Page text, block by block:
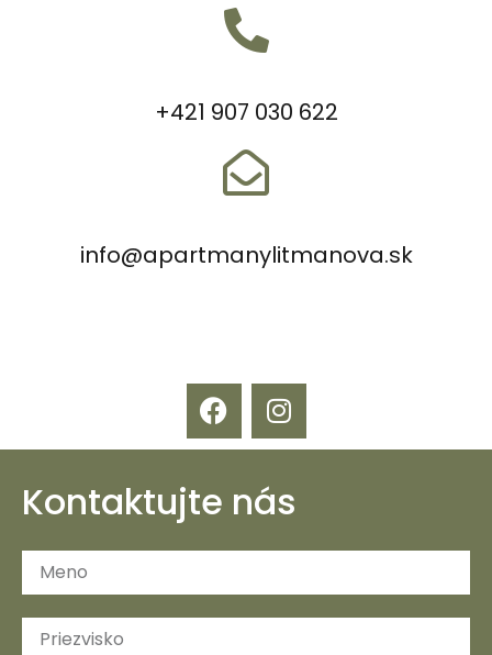
+421 907 030 622
info@apartmanylitmanova.sk
Kontaktujte nás